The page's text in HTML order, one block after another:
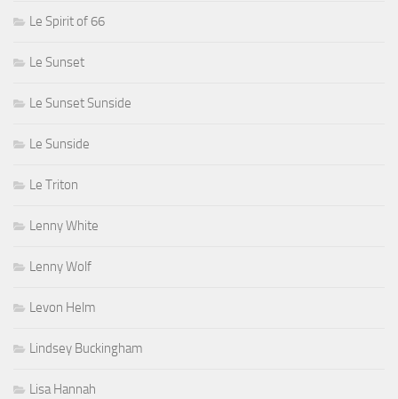
Le Spirit of 66
Le Sunset
Le Sunset Sunside
Le Sunside
Le Triton
Lenny White
Lenny Wolf
Levon Helm
Lindsey Buckingham
Lisa Hannah